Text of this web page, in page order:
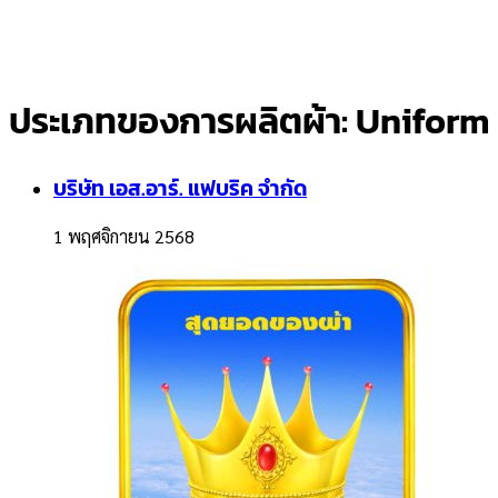
ประเภทของการผลิตผ้า:Uniform
บริษัท เอส.อาร์. แฟบริค จำกัด
1 พฤศจิกายน 2568